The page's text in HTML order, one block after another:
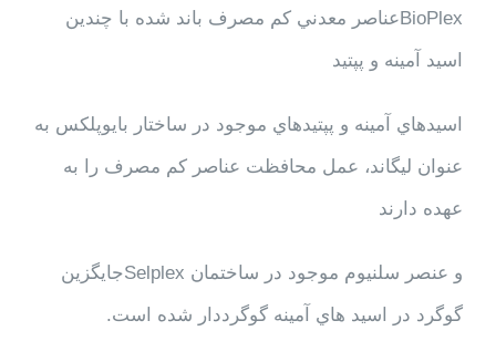
BioPlexعناصر معدني كم مصرف باند شده با چندين
اسيد آمينه و پپتيد
اسيدهاي آمينه و پپتيدهاي موجود در ساختار بايوپلكس به
عنوان ليگاند، عمل محافظت عناصر كم مصرف را به
عهده دارند
و عنصر سلنيوم موجود در ساختمان Selplexجايگزين
گوگرد در اسيد هاي آمينه گوگرددار شده است.